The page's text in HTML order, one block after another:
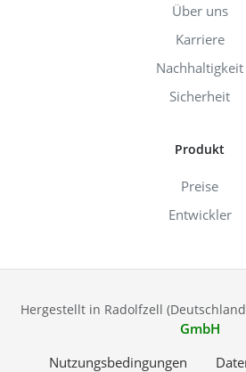
Über uns
Karriere
Nachhaltigkeit
Sicherheit
Produkt
Preise
Entwickler
Hergestellt in Radolfzell
GmbH
Nutzungsbedingungen